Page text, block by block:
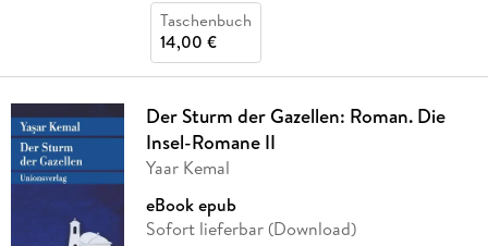
Taschenbuch
14,00 €
Der Sturm der Gazellen: Roman. Die
Insel-Romane II
Yaar Kemal
eBook epub
Sofort lieferbar (Download)